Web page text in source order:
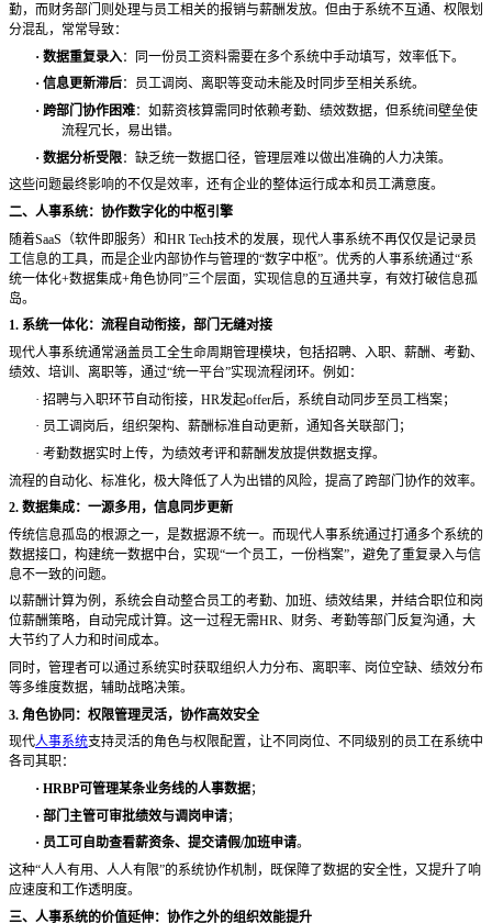
勤，而财务部门则处理与员工相关的报销与薪酬发放。但由于系统不互通、权限划
分混乱，常常导致：
· 数据重复录入：同一份员工资料需要在多个系统中手动填写，效率低下。
· 信息更新滞后：员工调岗、离职等变动未能及时同步至相关系统。
· 跨部门协作困难：如薪资核算需同时依赖考勤、绩效数据，但系统间壁垒使
流程冗长，易出错。
· 数据分析受限：缺乏统一数据口径，管理层难以做出准确的人力决策。
这些问题最终影响的不仅是效率，还有企业的整体运行成本和员工满意度。
二、人事系统：协作数字化的中枢引擎
随着SaaS（软件即服务）和HR Tech技术的发展，现代人事系统不再仅仅是记录员
工信息的工具，而是企业内部协作与管理的“数字中枢”。优秀的人事系统通过“系
统一体化+数据集成+角色协同”三个层面，实现信息的互通共享，有效打破信息孤
岛。
1. 系统一体化：流程自动衔接，部门无缝对接
现代人事系统通常涵盖员工全生命周期管理模块，包括招聘、入职、薪酬、考勤、
绩效、培训、离职等，通过“统一平台”实现流程闭环。例如：
· 招聘与入职环节自动衔接， HR发起offer后，系统自动同步至员工档案；
· 员工调岗后，组织架构、薪酬标准自动更新，通知各关联部门；
· 考勤数据实时上传，为绩效考评和薪酬发放提供数据支撑。
流程的自动化、标准化，极大降低了人为出错的风险，提高了跨部门协作的效率。
2. 数据集成：一源多用，信息同步更新
传统信息孤岛的根源之一，是数据源不统一。而现代人事系统通过打通多个系统的
数据接口，构建统一数据中台，实现“一个员工，一份档案”，避免了重复录入与信
息不一致的问题。
以薪酬计算为例，系统会自动整合员工的考勤、加班、绩效结果，并结合职位和岗
位薪酬策略，自动完成计算。这一过程无需HR、财务、考勤等部门反复沟通，大
大节约了人力和时间成本。
同时，管理者可以通过系统实时获取组织人力分布、离职率、岗位空缺、绩效分布
等多维度数据，辅助战略决策。
3. 角色协同：权限管理灵活，协作高效安全
现代人事系统支持灵活的角色与权限配置，让不同岗位、不同级别的员工在系统中
各司其职：
· HRBP可管理某条业务线的人事数据；
· 部门主管可审批绩效与调岗申请；
· 员工可自助查看薪资条、提交请假/加班申请。
这种“人人有用、人人有限”的系统协作机制，既保障了数据的安全性，又提升了响
应速度和工作透明度。
三、人事系统的价值延伸：协作之外的组织效能提升